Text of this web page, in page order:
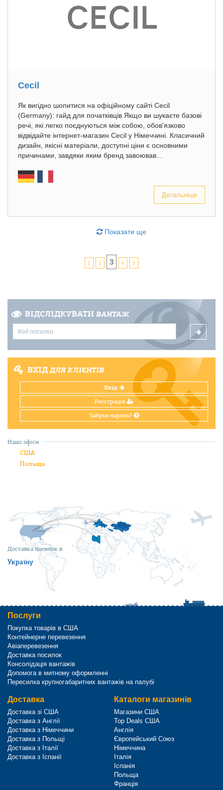
Cecil
Як вигідно шопитися на офіційному сайті Cecil
(Germany): гайд для початківців Якщо ви шукаєте базові
речі, які легко поєднуються між собою, обов'язково
відвідайте інтернет-магазин Cecil у Німеччині. Класичний
дизайн, якісні матеріали, доступні ціни є основними
причинами, завдяки яким бренд завоював...
Детальніше
Показати ще
1 2 3 4 5
ВІДСЛІДКУВАТИ ВАНТАЖ
ВХІДДЛЯ КЛІЄНТІВ
Вхід
Реєстрація
Забули пароль?
Доставка посилок в
Україну
Наші офіси
США
Польща
Послуги
Покупка товарів в США
Контейнерне перевезення
Авіаперевезення
Доставка посилок
Консолідація вантажів
Допомога в митному оформленні
Пересилка крупногабаритних вантажів на палубі
Доставка
Доставка зі США
Доставка з Англії
Доставка з Німеччини
Доставка з Польщі
Доставка з Італії
Доставка з Іспанії
Каталоги магазинів
Магазини США
Top Deals США
Англія
Європейський Союз
Німеччина
Італія
Іспанія
Польща
Франція